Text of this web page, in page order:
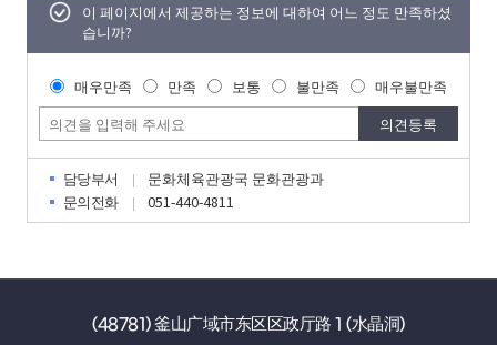
이 페이지에서 제공하는 정보에 대하여 어느 정도 만족하셨
습니까?
매우만족 만족 보통 불만족 매우불만족
담당부서
문화체육관광국 문화관광과
문의전화
051-440-4811
(48781) 釜山广域市东区区政厅路 1 (水晶洞)